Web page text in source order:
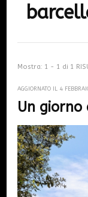
Mostra: 1 - 1 di 1
AGGIORNATO IL 4
Un giorno